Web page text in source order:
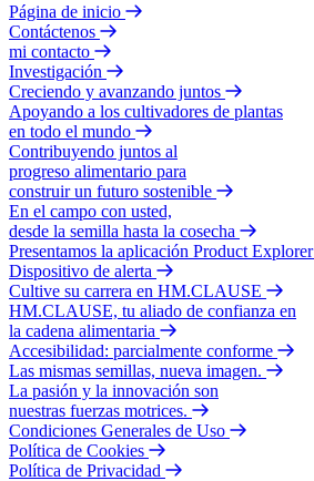
Página de inicio
Contáctenos
mi contacto
Investigación
Creciendo y avanzando juntos
Apoyando a los cultivadores de plantas
en todo el mundo
Contribuyendo juntos al
progreso alimentario para
construir un futuro sostenible
En el campo con usted,
desde la semilla hasta la cosecha
Presentamos la aplicación Product Explorer
Dispositivo de alerta
Cultive su carrera en HM.CLAUSE
HM.CLAUSE, tu aliado de confianza en
la cadena alimentaria
Accesibilidad: parcialmente conforme
Las mismas semillas, nueva imagen.
La pasión y la innovación son
nuestras fuerzas motrices.
Condiciones Generales de Uso
Política de Cookies
Política de Privacidad